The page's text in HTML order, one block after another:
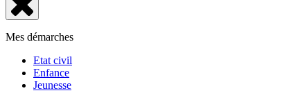
Fermer
le
menu
Mes démarches
Etat civil
Enfance
Jeunesse